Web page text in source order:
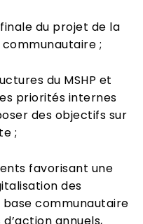
du projet de la
;
du MSHP et
priorités internes
des objectifs sur
;
favorisant une
des
communautaire
annuels,